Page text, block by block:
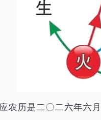
农历是二〇二六年六